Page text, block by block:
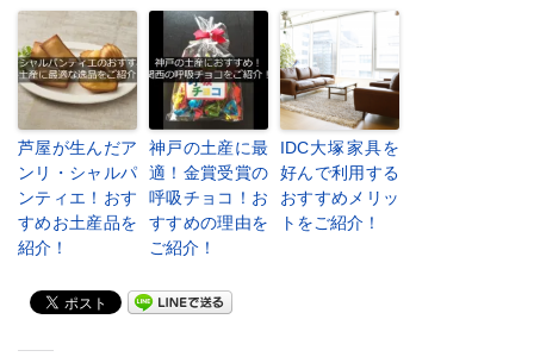
芦屋が生んだア
ンリ・シャルパ
ンティエ！おす
すめお土産品を
紹介！
神戸の土産に最
適！金賞受賞の
呼吸チョコ！お
すすめの理由を
ご紹介！
IDC大塚家具を
好んで利用する
おすすめメリッ
トをご紹介！